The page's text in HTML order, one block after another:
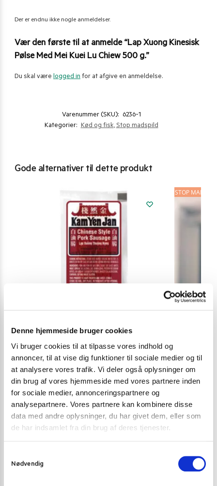
Denne hjemmeside bruger cookies
Vi bruger cookies til at tilpasse vores indhold og
annoncer, til at vise dig funktioner til sociale medier og til
at analysere vores trafik. Vi deler også oplysninger om
din brug af vores hjemmeside med vores partnere inden
for sociale medier, annonceringspartnere og
analysepartnere. Vores partnere kan kombinere disse
data med andre oplysninger, du har givet dem, eller som
de har indsamlet fra din brug af deres tjenester.
Nødvendig
Der er endnu ikke nogle anmeldelser.
Vær den første til at anmelde “Lap Xuong Kinesisk
Pølse Med Mei Kuei Lu Chiew 500 g.”
Du skal være logged in for at afgive en anmeldelse.
Varenummer (SKU): 6236-1
Kategorier: Kød og fisk,Stop madspild
Gode alternativer til dette produkt
KØD OG FISK
Kam Yen Jan Kinesisk Pølse Chinese Style Pork
Sausages 127 g.
35,00kr.
STOP
INSTANT